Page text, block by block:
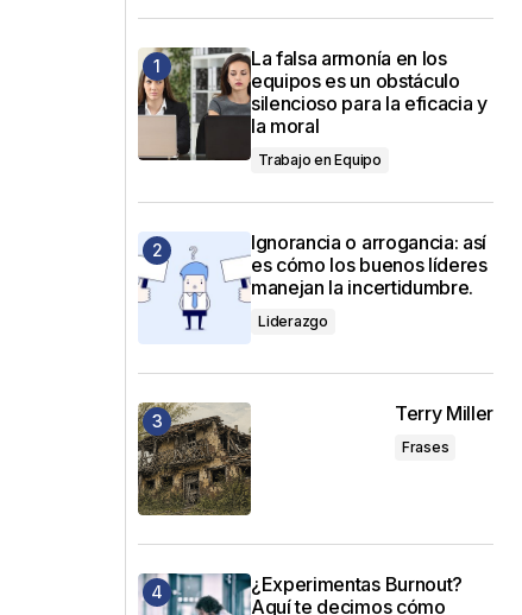
La falsa armonía en los
equipos es un obstáculo
silencioso para la eficacia y
la moral
Trabajo en Equipo
Ignorancia o arrogancia: así
es cómo los buenos líderes
manejan la incertidumbre.
Liderazgo
Terry Miller
Frases
¿Experimentas Burnout?
Aquí te decimos cómo